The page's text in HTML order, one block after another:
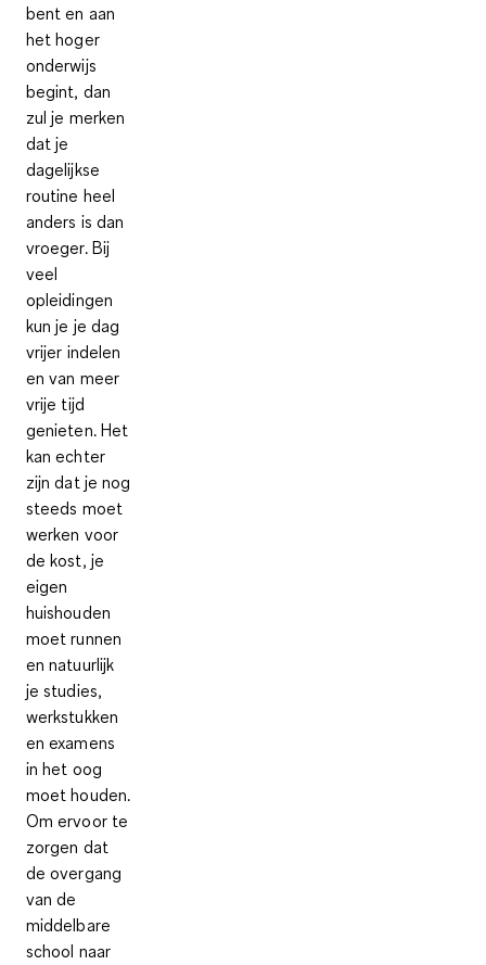
bent en aan
het hoger
onderwijs
begint, dan
zul je merken
dat je
dagelijkse
routine heel
anders is dan
vroeger. Bij
veel
opleidingen
kun je je dag
vrijer indelen
en van meer
vrije tijd
genieten. Het
kan echter
zijn dat je nog
steeds moet
werken voor
de kost, je
eigen
huishouden
moet runnen
en natuurlijk
je studies,
werkstukken
en examens
in het oog
moet houden.
Om ervoor te
zorgen dat
de overgang
van de
middelbare
school naar